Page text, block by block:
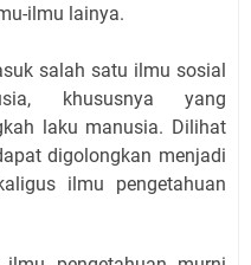
ilmu lainya.
salah satu ilmu sosial
khususnya yang
laku manusia. Dilihat
digolongkan menjadi
ilmu pengetahuan